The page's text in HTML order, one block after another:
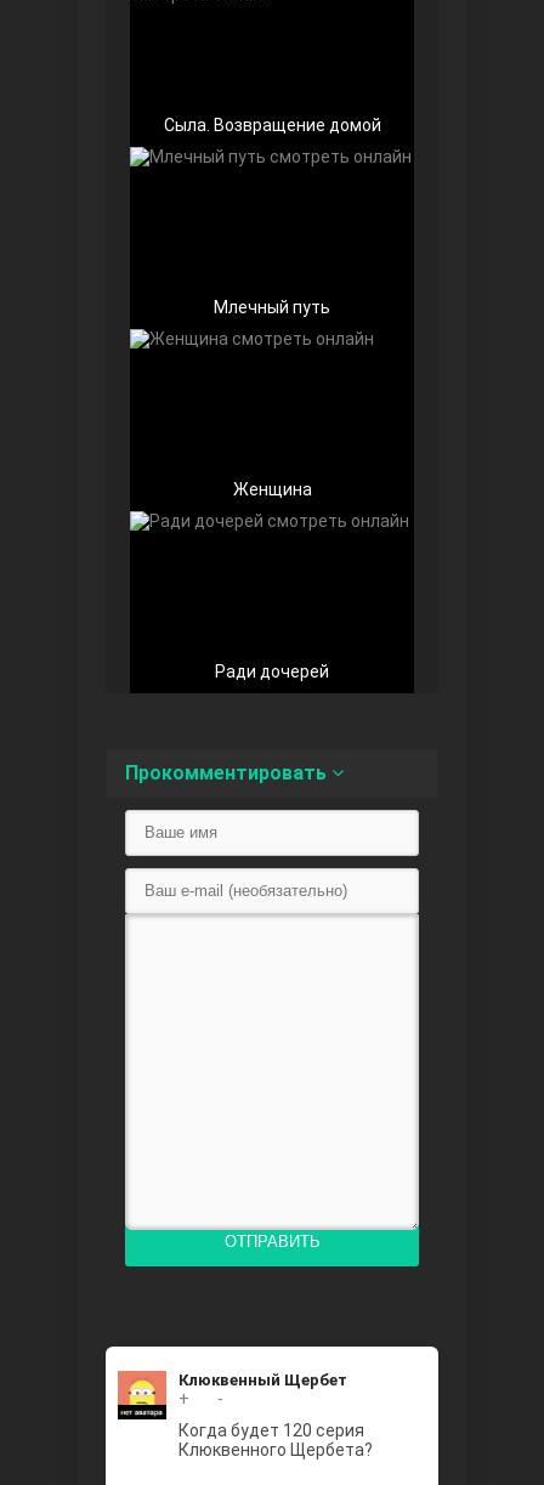
Беззащитные
Сыла. Возвращение домой
Млечный путь
Женщина
Ради дочерей
Прокомментировать
ОТПРАВИТЬ
Клюквенный Щербет
+
-
Когда будет 120 серия
Клюквенного Щербета?